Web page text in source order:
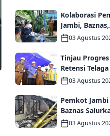
dan Kolaborasi
Keberagaman
Kolaborasi
Jambi, Baznas,
Pegadaian,
Wujudkan
Huni bagi
Mampu
03 Agustus
Tinjau
Retensi
Lako, Wali
Optimistis
Semakin
Banjir
03 Agustus
Pemkot
Baznas
Tanggap
Korban
03 Agustus